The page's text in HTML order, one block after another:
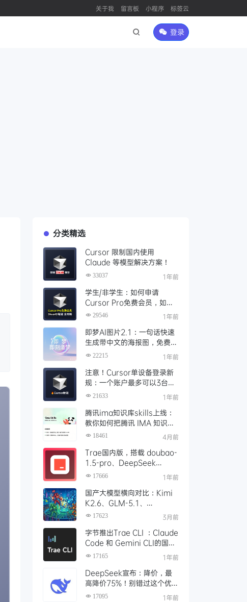
关于我 留言板 小程序 标签云
登录
分类精选
Cursor 限制国内使用
Claude 等模型解决方案！
33037 1年前
学生/非学生：如何申请
Cursor Pro免费会员，如何
通过SheerID验证快速激活全
29546 1年前
即梦AI图片2.1：一句话快速
生成带中文的海报图，免费AI
文生图、视频工具、AIGC创
22215 1年前
注意！Cursor单设备登录新
规：一个账户最多可以3台设
备登录，且限制单点登录
21633 1年前
腾讯ima知识库skills上线：
教你如何把腾讯 IMA 知识库
接入 OpenClaw 一步打通
18461 4月前
Trae国内版，搭载 doubao-
1.5-pro、DeepSeek
R1/V3模型，对比 Trae 国际
17666 1年前
国产大模型横向对比：Kimi
K2.6、GLM-5.1、
Qwen3、MiniMax M2 四
17623 3月前
字节推出Trae CLI ：Claude
Code 和 Gemini CLI的国产
平替 ？手把手教你如何安装
17165 1年前
DeepSeek宣布：降价，最
高降价75%！别错过这个优
惠时段，赶紧充值
17095 1年前